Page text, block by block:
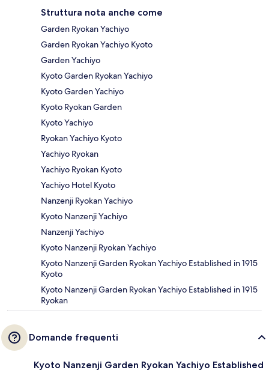
Struttura nota anche come
Garden Ryokan Yachiyo
Garden Ryokan Yachiyo Kyoto
Garden Yachiyo
Kyoto Garden Ryokan Yachiyo
Kyoto Garden Yachiyo
Kyoto Ryokan Garden
Kyoto Yachiyo
Ryokan Yachiyo Kyoto
Yachiyo Ryokan
Yachiyo Ryokan Kyoto
Yachiyo Hotel Kyoto
Nanzenji Ryokan Yachiyo
Kyoto Nanzenji Yachiyo
Nanzenji Yachiyo
Kyoto Nanzenji Ryokan Yachiyo
Kyoto Nanzenji Garden Ryokan Yachiyo Established in 1915
Kyoto
Kyoto Nanzenji Garden Ryokan Yachiyo Established in 1915
Ryokan
Domande frequenti
Kyoto Nanzenji Garden Ryokan Yachiyo Established